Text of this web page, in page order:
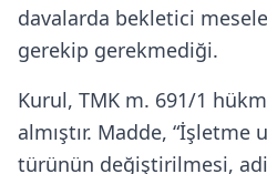
davalarda bekletici
gerekip gerekmediği.
Kurul, TMK m. 691/1
almıştır. Madde, “İşletme
türünün değiştirilmesi,